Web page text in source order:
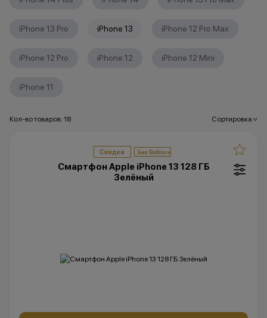
iPhone 13 Pro iPhone 13 iPhone 12 Pro Max
iPhone 12 Pro iPhone 12 iPhone 12 Mini
iPhone 11
Кол-во товаров: 18 Сортировка>
Скидка
Смартфон Apple iPhone 13 128 ГБ
Зелёный